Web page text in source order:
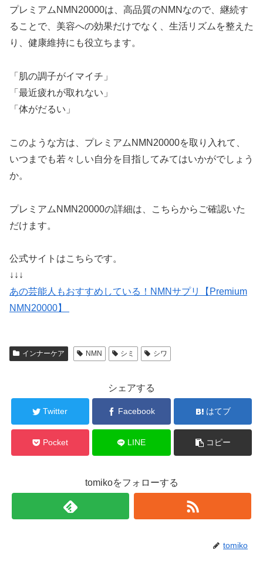
プレミアムNMN20000は、高品質のNMNなので、継続す
ることで、美容への効果だけでなく、生活リズムを整えた
り、健康維持にも役立ちます。
「肌の調子がイマイチ」
「最近疲れが取れない」
「体がだるい」
このような方は、プレミアムNMN20000を取り入れて、
いつまでも若々しい自分を目指してみてはいかがでしょう
か。
プレミアムNMN20000の詳細は、こちらからご確認いた
だけます。
公式サイトはこちらです。
↓↓↓
あの芸能人もおすすめしている！NMNサプリ【Premium
NMN20000】
インナーケア NMN シミ シワ
シェアする
Twitter Facebook はてブ
Pocket LINE コピー
tomikoをフォローする
tomiko